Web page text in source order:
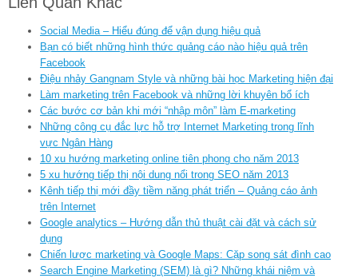
Social Media – Hiểu đúng để vận dụng hiệu quả
Bạn có biết những hình thức quảng cáo nào hiệu quả trên
Facebook
Điệu nhảy Gangnam Style và những bài học Marketing hiện đại
Làm marketing trên Facebook và những lời khuyên bổ ích
Các bước cơ bản khi mới “nhập môn” làm E-marketing
Những công cụ đắc lực hỗ trợ Internet Marketing trong lĩnh
vực Ngân Hàng
10 xu hướng marketing online tiên phong cho năm 2013
5 xu hướng tiếp thị nội dung nổi trong SEO năm 2013
Kênh tiếp thị mới đầy tiềm năng phát triển – Quảng cáo ảnh
trên Internet
Google analytics – Hướng dẫn thủ thuật cài đặt và cách sử
dụng
Chiến lược marketing và Google Maps: Cặp song sát đình cao
Search Engine Marketing (SEM) là gì? Những khái niệm và